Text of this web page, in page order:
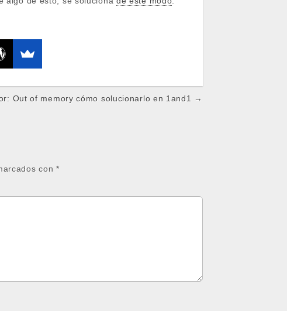
Out of memory cómo solucionarlo en 1and1 →
con *